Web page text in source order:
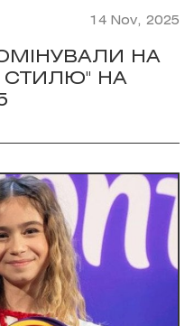
14 Nov, 2025
НА
СТИЛЮ" НА